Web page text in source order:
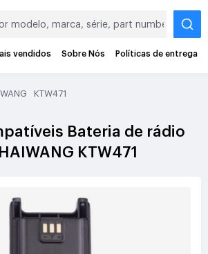
vendidos Sobre Nós Políticas de entrega
KTW471
Bateria de rádio
KTW471